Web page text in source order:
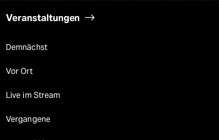
Veranstaltungen
Demnächst
Vor Ort
Live im Stream
Vergangene